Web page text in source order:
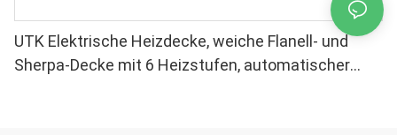
UTK Elektrische Heizdecke, weiche Flanell- und
Sherpa-Decke mit 6 Heizstufen, automatischer